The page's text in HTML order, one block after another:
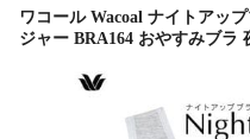
ワコール Wacoal ナイトアッ
ジャー BRA164 おやすみブラ